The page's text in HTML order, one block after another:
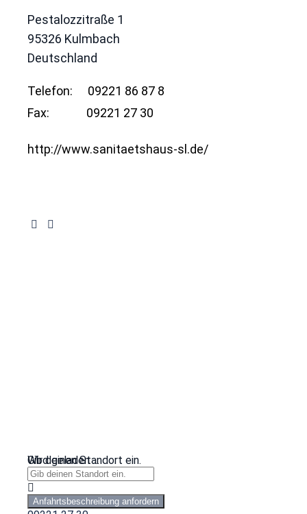
Pestalozzitraße 1
95326 Kulmbach
Deutschland
Telefon:
09221 86 87 8
Fax:
09221 27 30
http://www.sanitaetshaus-sl.de/
Wird geladen …
Gib deinen Standort ein.
Anfahrtsbeschreibung anfordern